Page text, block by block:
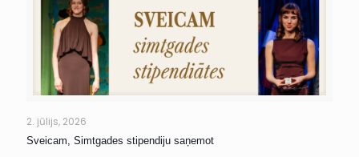
2. jūlijs, 2026
Sveicam, Simtgades stipendiju saņemot